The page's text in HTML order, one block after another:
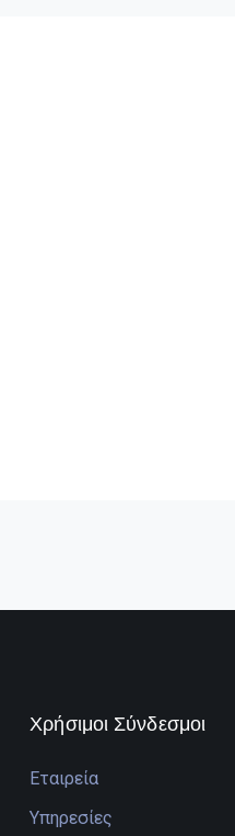
Χρήσιμοι Σύνδεσμοι
Εταιρεία
Υπηρεσίες